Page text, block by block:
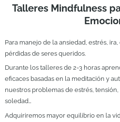
Talleres Mindfulness
Para manejo de la ansiedad, estrés,
pérdidas de seres queridos.
Durante los talleres de 2-3 horas
eficaces basadas en la meditación y
nuestros problemas de estrés,
soledad…
Adquiriremos mayor equilibrio en la